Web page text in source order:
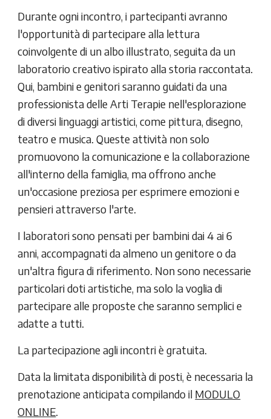
Durante ogni incontro, i partecipanti avranno
l'opportunità di partecipare alla lettura
coinvolgente di un albo illustrato, seguita da un
laboratorio creativo ispirato alla storia raccontata.
Qui, bambini e genitori saranno guidati da una
professionista delle Arti Terapie nell'esplorazione
di diversi linguaggi artistici, come pittura, disegno,
teatro e musica. Queste attività non solo
promuovono la comunicazione e la collaborazione
all'interno della famiglia, ma offrono anche
un'occasione preziosa per esprimere emozioni e
pensieri attraverso l'arte.
I laboratori sono pensati per bambini dai 4 ai 6
anni, accompagnati da almeno un genitore o da
un'altra figura di riferimento. Non sono necessarie
particolari doti artistiche, ma solo la voglia di
partecipare alle proposte che saranno semplici e
adatte a tutti.
La partecipazione agli incontri è gratuita.
Data la limitata disponibilità di posti, è necessaria la
prenotazione anticipata compilando il MODULO
ONLINE.